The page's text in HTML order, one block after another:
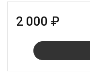
2 000 ₽